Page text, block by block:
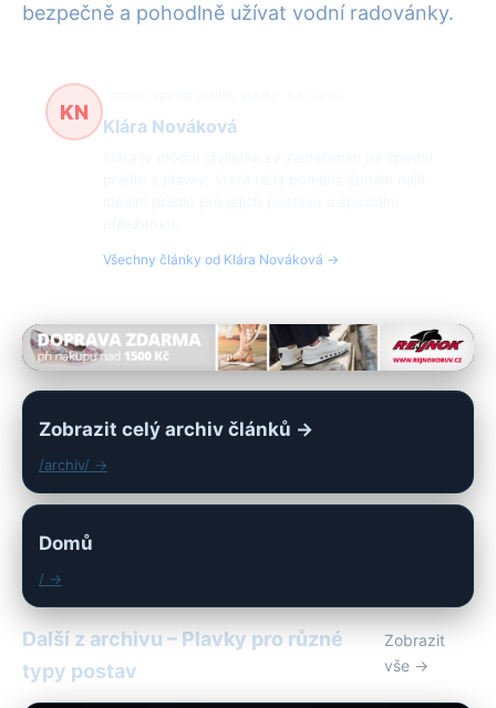
bezpečně a pohodlně užívat vodní radovánky.
KN
Klára Nováková
Všechny články od Klára Nováková →
Zobrazit celý archiv článků →
/archiv/ →
Domů
/ →
Další z archivu – Plavky pro různé
typy postav
Zobrazit
vše →